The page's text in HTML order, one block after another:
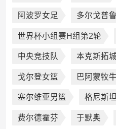
阿波罗女足 多尔戈普
世界杯小组赛H组第2轮
中央竞技队 本克斯拓
戈尔登女篮 巴阿蒙牧
塞尔维亚男篮 格尼斯
费尔德霍芬 于默奥